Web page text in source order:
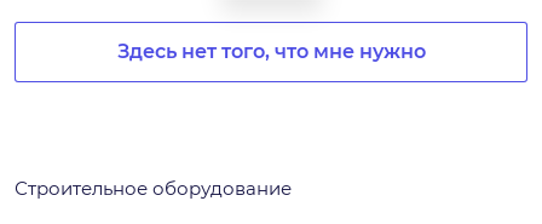
Здесь нет того, что мне нужно
Строительное оборудование